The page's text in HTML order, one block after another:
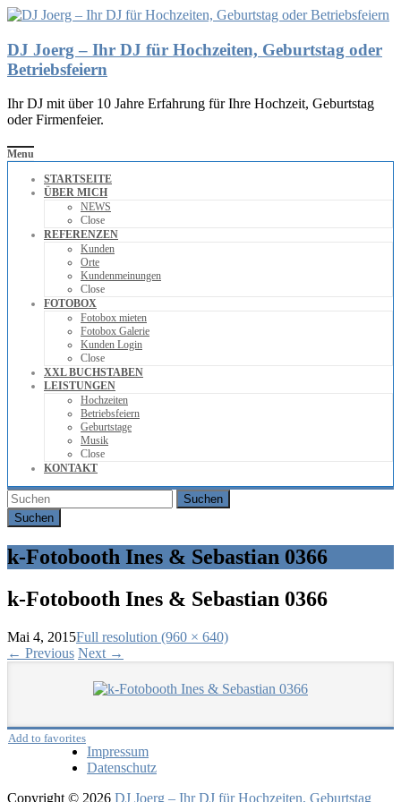
DJ Joerg – Ihr DJ für Hochzeiten, Geburtstag oder
Betriebsfeiern
Ihr DJ mit über 10 Jahre Erfahrung für Ihre Hochzeit, Geburtstag
oder Firmenfeier.
Menu
STARTSEITE
ÜBER MICH
NEWS
Close
REFERENZEN
Kunden
Orte
Kundenmeinungen
Close
FOTOBOX
Fotobox mieten
Fotobox Galerie
Kunden Login
Close
XXL BUCHSTABEN
LEISTUNGEN
Hochzeiten
Betriebsfeiern
Geburtstage
Musik
Close
KONTAKT
Suchen
k-Fotobooth Ines & Sebastian 0366
k-Fotobooth Ines & Sebastian 0366
Mai 4, 2015Full resolution (960 × 640)
← Previous Next →
Add to favorites
Impressum
Datenschutz
Copyright © 2026 DJ Joerg – Ihr DJ für Hochzeiten, Geburtstag